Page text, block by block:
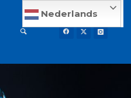
Nederlands